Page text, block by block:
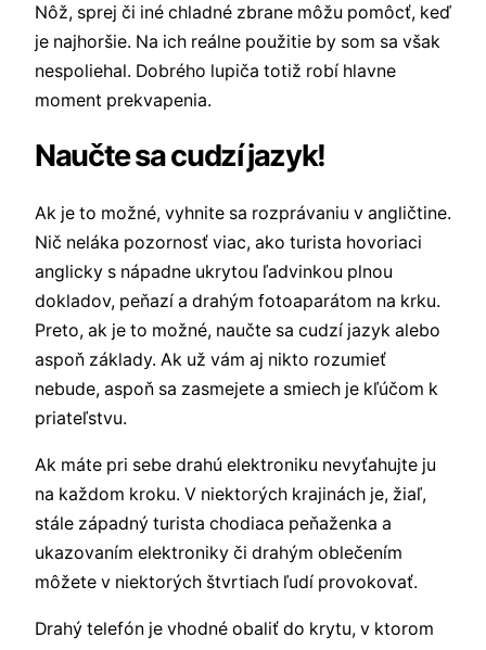
Nôž, sprej či iné chladné zbrane môžu pomôcť, keď
je najhoršie. Na ich reálne použitie by som sa však
nespoliehal. Dobrého lupiča totiž robí hlavne
moment prekvapenia.
Naučte sa cudzí jazyk!
Ak je to možné, vyhnite sa rozprávaniu v angličtine.
Nič neláka pozornosť viac, ako turista hovoriaci
anglicky s nápadne ukrytou ľadvinkou plnou
dokladov, peňazí a drahým fotoaparátom na krku.
Preto, ak je to možné, naučte sa cudzí jazyk alebo
aspoň základy. Ak už vám aj nikto rozumieť
nebude, aspoň sa zasmejete a smiech je kľúčom k
priateľstvu.
Ak máte pri sebe drahú elektroniku nevyťahujte ju
na každom kroku. V niektorých krajinách je, žiaľ,
stále západný turista chodiaca peňaženka a
ukazovaním elektroniky či drahým oblečením
môžete v niektorých štvrtiach ľudí provokovať.
Drahý telefón je vhodné obaliť do krytu, v ktorom